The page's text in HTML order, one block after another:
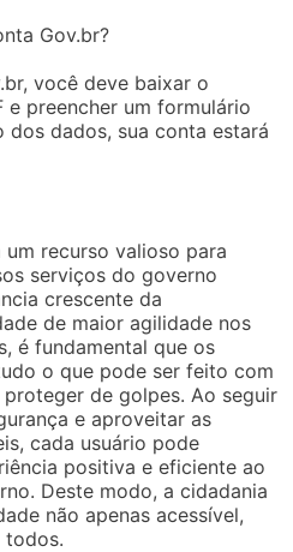
Gov.br?
você deve baixar o
e preencher um formulário
dos dados, sua conta estará
recurso valioso para
serviços do governo
crescente da
de maior agilidade nos
é fundamental que os
o que pode ser feito com
de golpes. Ao seguir
e aproveitar as
cada usuário pode
positiva e eficiente ao
Deste modo, a cidadania
não apenas acessível,
todos.